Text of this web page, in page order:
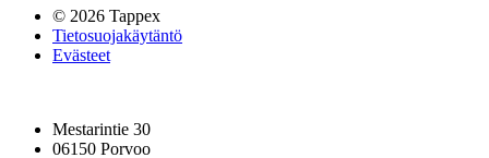
© 2026 Tappex
Tietosuojakäytäntö
Evästeet
Mestarintie 30
06150 Porvoo